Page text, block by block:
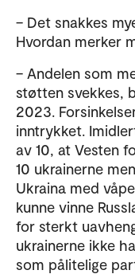
– Det snakkes
Hvordan merker
– Andelen som
støtten svekkes,
2023.
inntrykket.
av 10, at Vesten
10 ukrainerne
Ukraina med
kunne vinne
for sterkt
ukrainerne ikke
som pålitelige